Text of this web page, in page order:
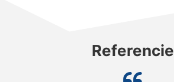
Referencie